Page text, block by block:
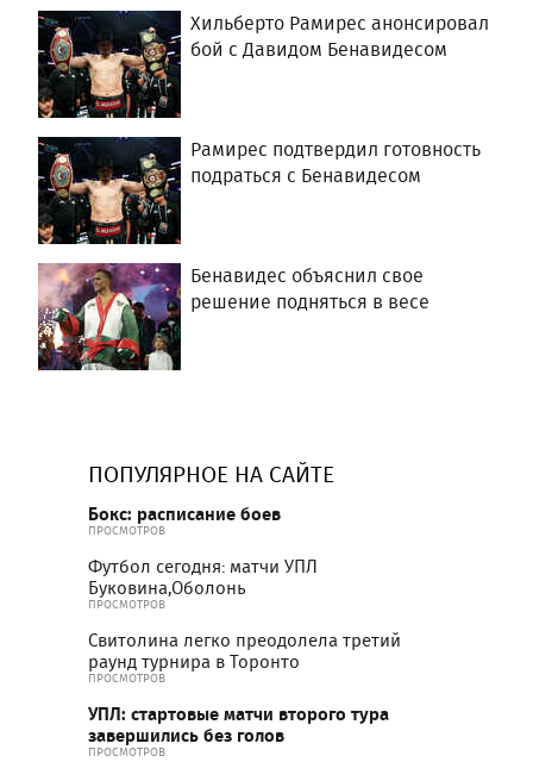
Хильберто Рамирес анонсировал
бой c Давидом Бенавидесом
Рамирес подтвердил готовность
подраться с Бенавидесом
Бенавидес объяснил свое
решение подняться в весе
ПОПУЛЯРНОЕ НА САЙТЕ
Бокс: расписание боев
ПРОСМОТРОВ
Футбол сегодня: матчи УПЛ
Буковина,Оболонь
ПРОСМОТРОВ
Свитолина легко преодолела третий
раунд турнира в Торонто
ПРОСМОТРОВ
УПЛ: стартовые матчи второго тура
завершились без голов
ПРОСМОТРОВ